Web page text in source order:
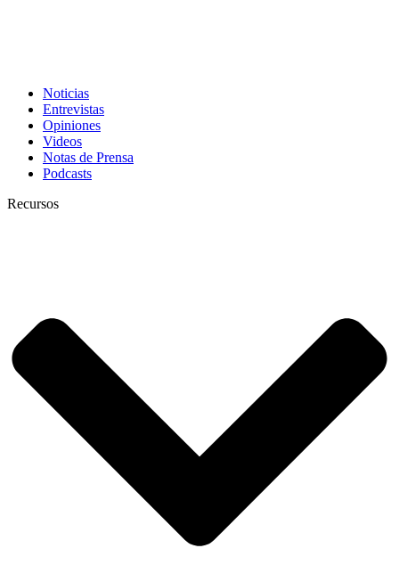
Noticias
Entrevistas
Opiniones
Videos
Notas de Prensa
Podcasts
Recursos